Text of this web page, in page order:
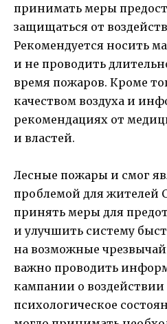
принимать меры
защищаться от
Рекомендуется носить
и не проводить
время пожаров. Кроме
качеством воздуха и
рекомендациях от
и властей.
Лесные пожары и смог
проблемой для жителей
принять меры для
и улучшить систему
на возможные
важно проводить
кампании о воздействии
психологическое